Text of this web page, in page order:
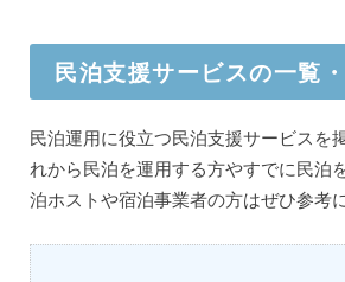
民泊支援サービスの一覧
民泊運用に役立つ民泊支援サービスを
れから民泊を運用する方やすでに民泊
泊ホストや宿泊事業者の方はぜひ参考